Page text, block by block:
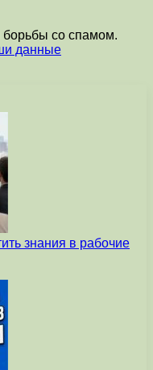
борьбы со спамом.
данные
знания в рабочие